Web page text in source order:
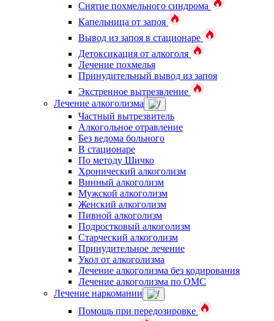
Снятие похмельного синдрома
Капельница от запоя
Вывод из запоя в стационаре
Детоксикация от алкоголя
Лечение похмелья
Принудительный вывод из запоя
Экстренное вытрезвление
Лечение алкоголизма
Частный вытрезвитель
Алкогольное отравление
Без ведома больного
В стационаре
По методу Шичко
Хронический алкоголизм
Винный алкоголизм
Мужской алкоголизм
Женский алкоголизм
Пивной алкоголизм
Подростковый алкоголизм
Старческий алкоголизм
Принудительное лечение
Укол от алкоголизма
Лечение алкоголизма без кодирования
Лечение алкоголизма по ОМС
Лечение наркомании
Помощь при передозировке